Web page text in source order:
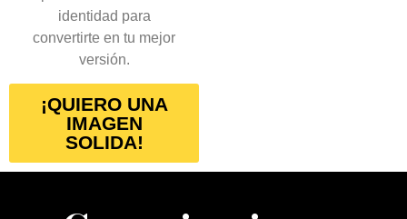
identidad para
convertirte en tu mejor
versión.
¡QUIERO UNA
IMAGEN
SOLIDA!